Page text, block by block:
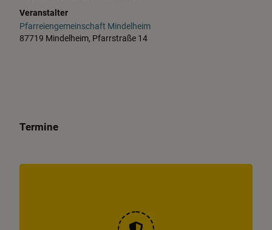
Termine
Veranstalter
Pfarreiengemeinschaft Mindelheim
87719 Mindelheim, Pfarrstraße 14